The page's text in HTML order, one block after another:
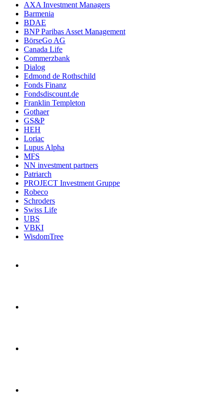
AXA Investment Managers
Barmenia
BDAE
BNP Paribas Asset Management
BörseGo AG
Canada Life
Commerzbank
Dialog
Edmond de Rothschild
Fonds Finanz
Fondsdiscount.de
Franklin Templeton
Gothaer
GS&P
HEH
Loriac
Lupus Alpha
MFS
NN investment partners
Patriarch
PROJECT Investment Gruppe
Robeco
Schroders
Swiss Life
UBS
VBKI
WisdomTree